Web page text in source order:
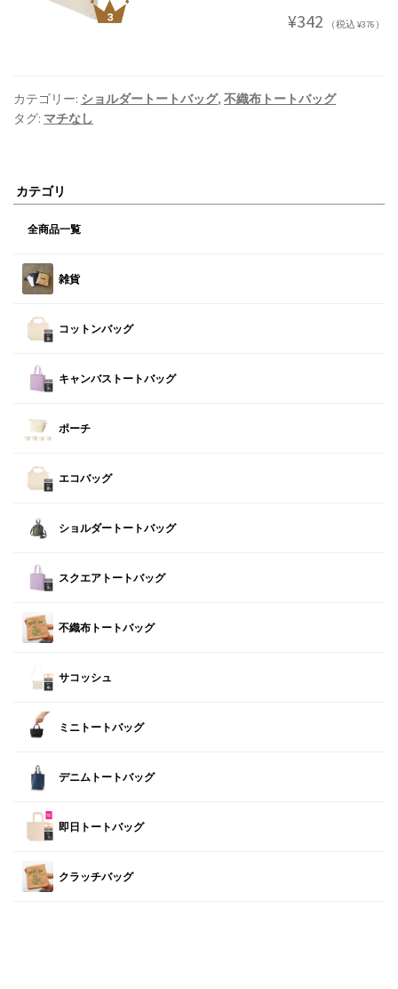
¥342 （税込 ¥376）
カテゴリー: ショルダートートバッグ, 不織布トートバッグ
タグ: マチなし
カテゴリ
全商品一覧
雑貨
コットンバッグ
キャンバストートバッグ
ポーチ
エコバッグ
ショルダートートバッグ
スクエアトートバッグ
不織布トートバッグ
サコッシュ
ミニトートバッグ
デニムトートバッグ
即日トートバッグ
クラッチバッグ